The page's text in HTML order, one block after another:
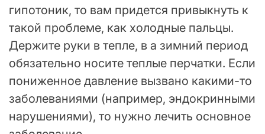
гипотоник, то вам придется привыкнуть к
такой проблеме, как холодные пальцы.
Держите руки в тепле, в а зимний период
обязательно носите теплые перчатки. Если
пониженное давление вызвано какими-то
заболеваниями (например, эндокринными
нарушениями), то нужно лечить основное